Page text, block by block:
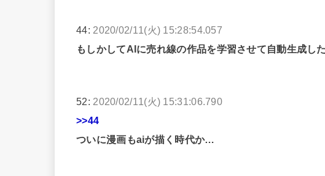
44: 2020/02/11(火) 15:28:54.057
もしかしてAIに売れ線の作品を学習させて自動生成し
52: 2020/02/11(火) 15:31:06.790
>>44
ついに漫画もaiが描く時代か…